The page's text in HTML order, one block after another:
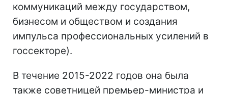
коммуникаций между государством,
бизнесом и обществом и создания
импульса профессиональных усилений в
госсекторе).
В течение 2015-2022 годов она была
также советницей премьер-министра и